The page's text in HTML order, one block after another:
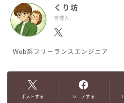
くり坊
管理人
Web系フリーランスエンジニア
ポストする シェアする